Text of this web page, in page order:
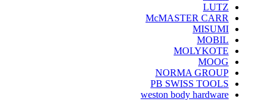
LUTZ
McMASTER CARR
MISUMI
MOBIL
MOLYKOTE
MOOG
NORMA GROUP
PB SWISS TOOLS
weston body hardware